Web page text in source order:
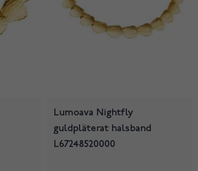
Lumoava Nightfly
guldpläterat halsband
L67248520000